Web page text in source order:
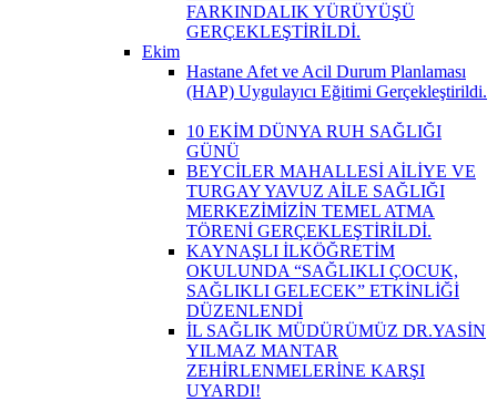
FARKINDALIK YÜRÜYÜŞÜ
GERÇEKLEŞTİRİLDİ.
Ekim
Hastane Afet ve Acil Durum Planlaması
(HAP) Uygulayıcı Eğitimi Gerçekleştirildi.
10 EKİM DÜNYA RUH SAĞLIĞI
GÜNÜ
BEYCİLER MAHALLESİ AİLİYE VE
TURGAY YAVUZ AİLE SAĞLIĞI
MERKEZİMİZİN TEMEL ATMA
TÖRENİ GERÇEKLEŞTİRİLDİ.
KAYNAŞLI İLKÖĞRETİM
OKULUNDA “SAĞLIKLI ÇOCUK,
SAĞLIKLI GELECEK” ETKİNLİĞİ
DÜZENLENDİ
İL SAĞLIK MÜDÜRÜMÜZ DR.YASİN
YILMAZ MANTAR
ZEHİRLENMELERİNE KARŞI
UYARDI!